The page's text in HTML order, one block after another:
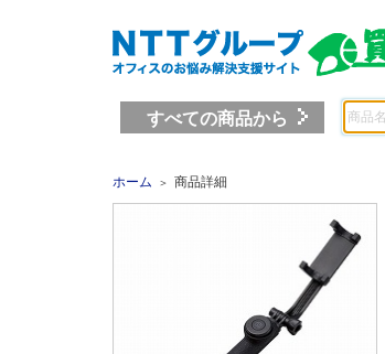
すべての商品から
ホーム ＞ 商品詳細